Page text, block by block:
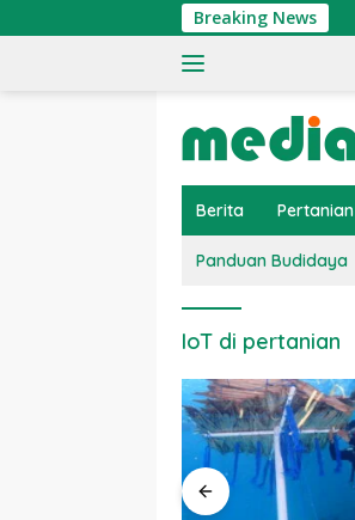
ke
Breaking News
Berita Pertanian
Panduan Budidaya
IoT di pertanian